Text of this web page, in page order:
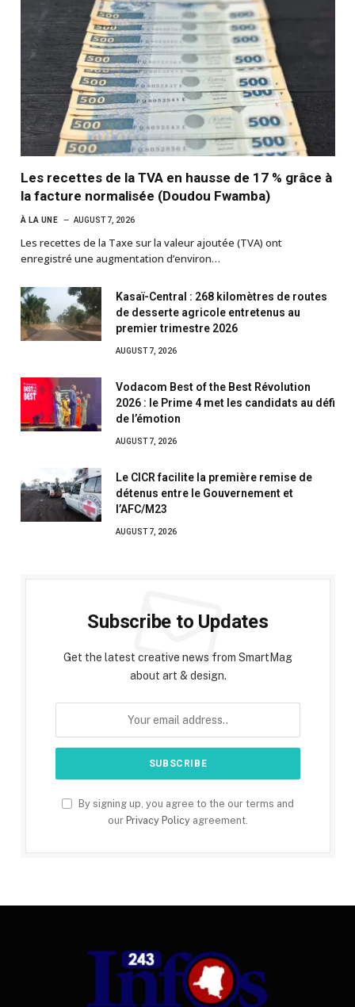
Les recettes de la TVA en hausse de 17 % grâce à
la facture normalisée (Doudou Fwamba)
À LA UNE AUGUST 7, 2026
Les recettes de la Taxe sur la valeur ajoutée (TVA) ont
enregistré une augmentation d’environ…
Kasaï-Central : 268 kilomètres de routes
de desserte agricole entretenus au
premier trimestre 2026
AUGUST 7, 2026
Vodacom Best of the Best Révolution
2026 : le Prime 4 met les candidats au défi
de l’émotion
AUGUST 7, 2026
Le CICR facilite la première remise de
détenus entre le Gouvernement et
l’AFC/M23
AUGUST 7, 2026
Subscribe to Updates
Get the latest creative news from SmartMag
about art & design.
By signing up, you agree to the our terms and
our Privacy Policy agreement.